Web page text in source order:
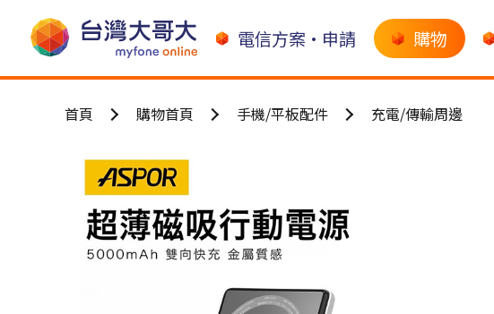
電信方案•申請 購物
首頁 購物首頁 手機/平板配件 充電/傳輸周邊